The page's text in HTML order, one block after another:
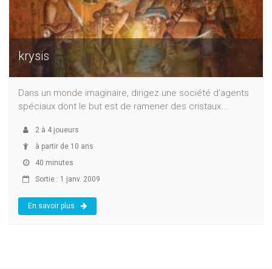
krysis
Dans un monde imaginaire, dirigez une société d'agents
spéciaux dont le but est de ramener des cristaux...
2 à 4 joueurs
à partir de 10 ans
40 minutes
Sortie : 1 janv. 2009
En savoir plus